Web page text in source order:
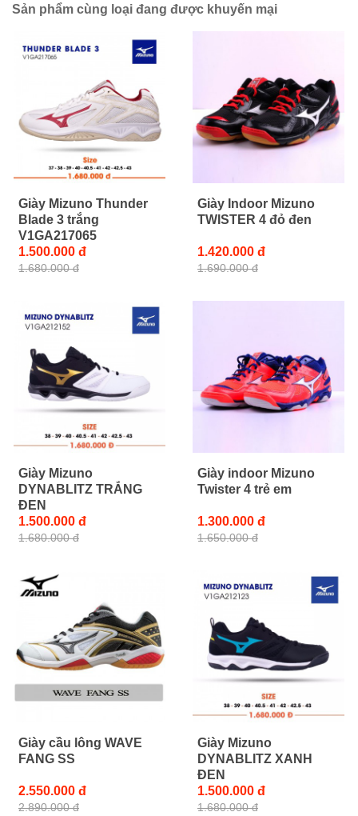
Sản phẩm cùng loại đang được khuyến mại
Giày Mizuno Thunder
Blade 3 trắng
V1GA217065
1.500.000 đ
1.680.000 đ
Giày Indoor Mizuno
TWISTER 4 đỏ đen
1.420.000 đ
1.690.000 đ
Giày Mizuno
DYNABLITZ TRẮNG
ĐEN
1.500.000 đ
1.680.000 đ
Giày indoor Mizuno
Twister 4 trẻ em
1.300.000 đ
1.650.000 đ
Giày cầu lông WAVE
FANG SS
2.550.000 đ
2.890.000 đ
Giày Mizuno
DYNABLITZ XANH
ĐEN
1.500.000 đ
1.680.000 đ